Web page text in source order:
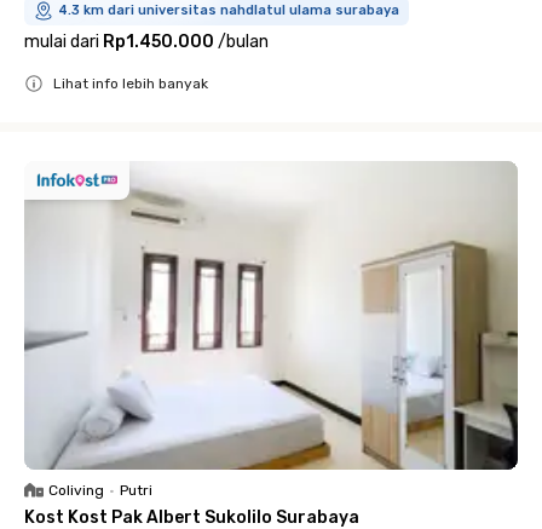
4.3 km dari universitas nahdlatul ulama surabaya
mulai dari Rp1.450.000 /bulan
Lihat info lebih banyak
Coliving • Putri
Kost Kost Pak Albert Sukolilo Surabaya